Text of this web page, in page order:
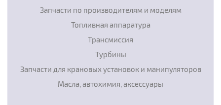
Запчасти по производителям и моделям
Топливная аппаратура
Трансмиссия
Турбины
Запчасти для крановых установок и манипуляторов
Масла, автохимия, аксессуары